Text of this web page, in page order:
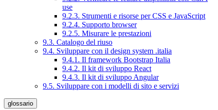
use
9.2.3. Strumenti e risorse per CSS e JavaScript
9.2.4. Supporto browser
9.2.5. Misurare le prestazioni
9.3. Catalogo del riuso
9.4. Sviluppare con il design system .italia
9.4.1. Il framework Bootstrap Italia
9.4.2. Il kit di sviluppo React
9.4.3. Il kit di sviluppo Angular
9.5. Sviluppare con i modelli di sito e servizi
glossario